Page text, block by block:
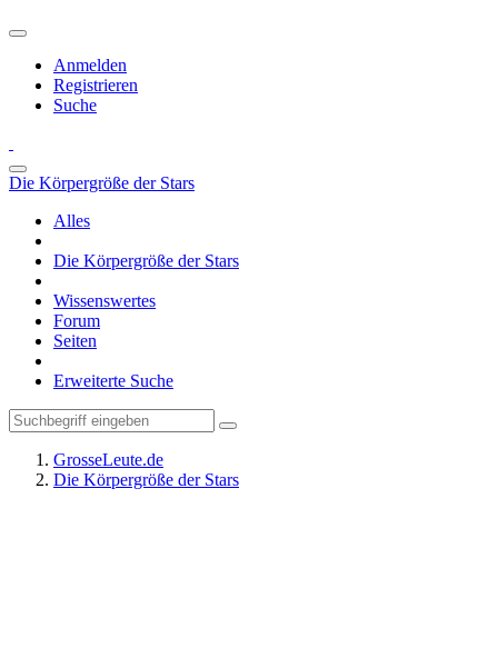
Anmelden
Registrieren
Suche
Die Körpergröße der Stars
Alles
Die Körpergröße der Stars
Wissenswertes
Forum
Seiten
Erweiterte Suche
GrosseLeute.de
Die Körpergröße der Stars